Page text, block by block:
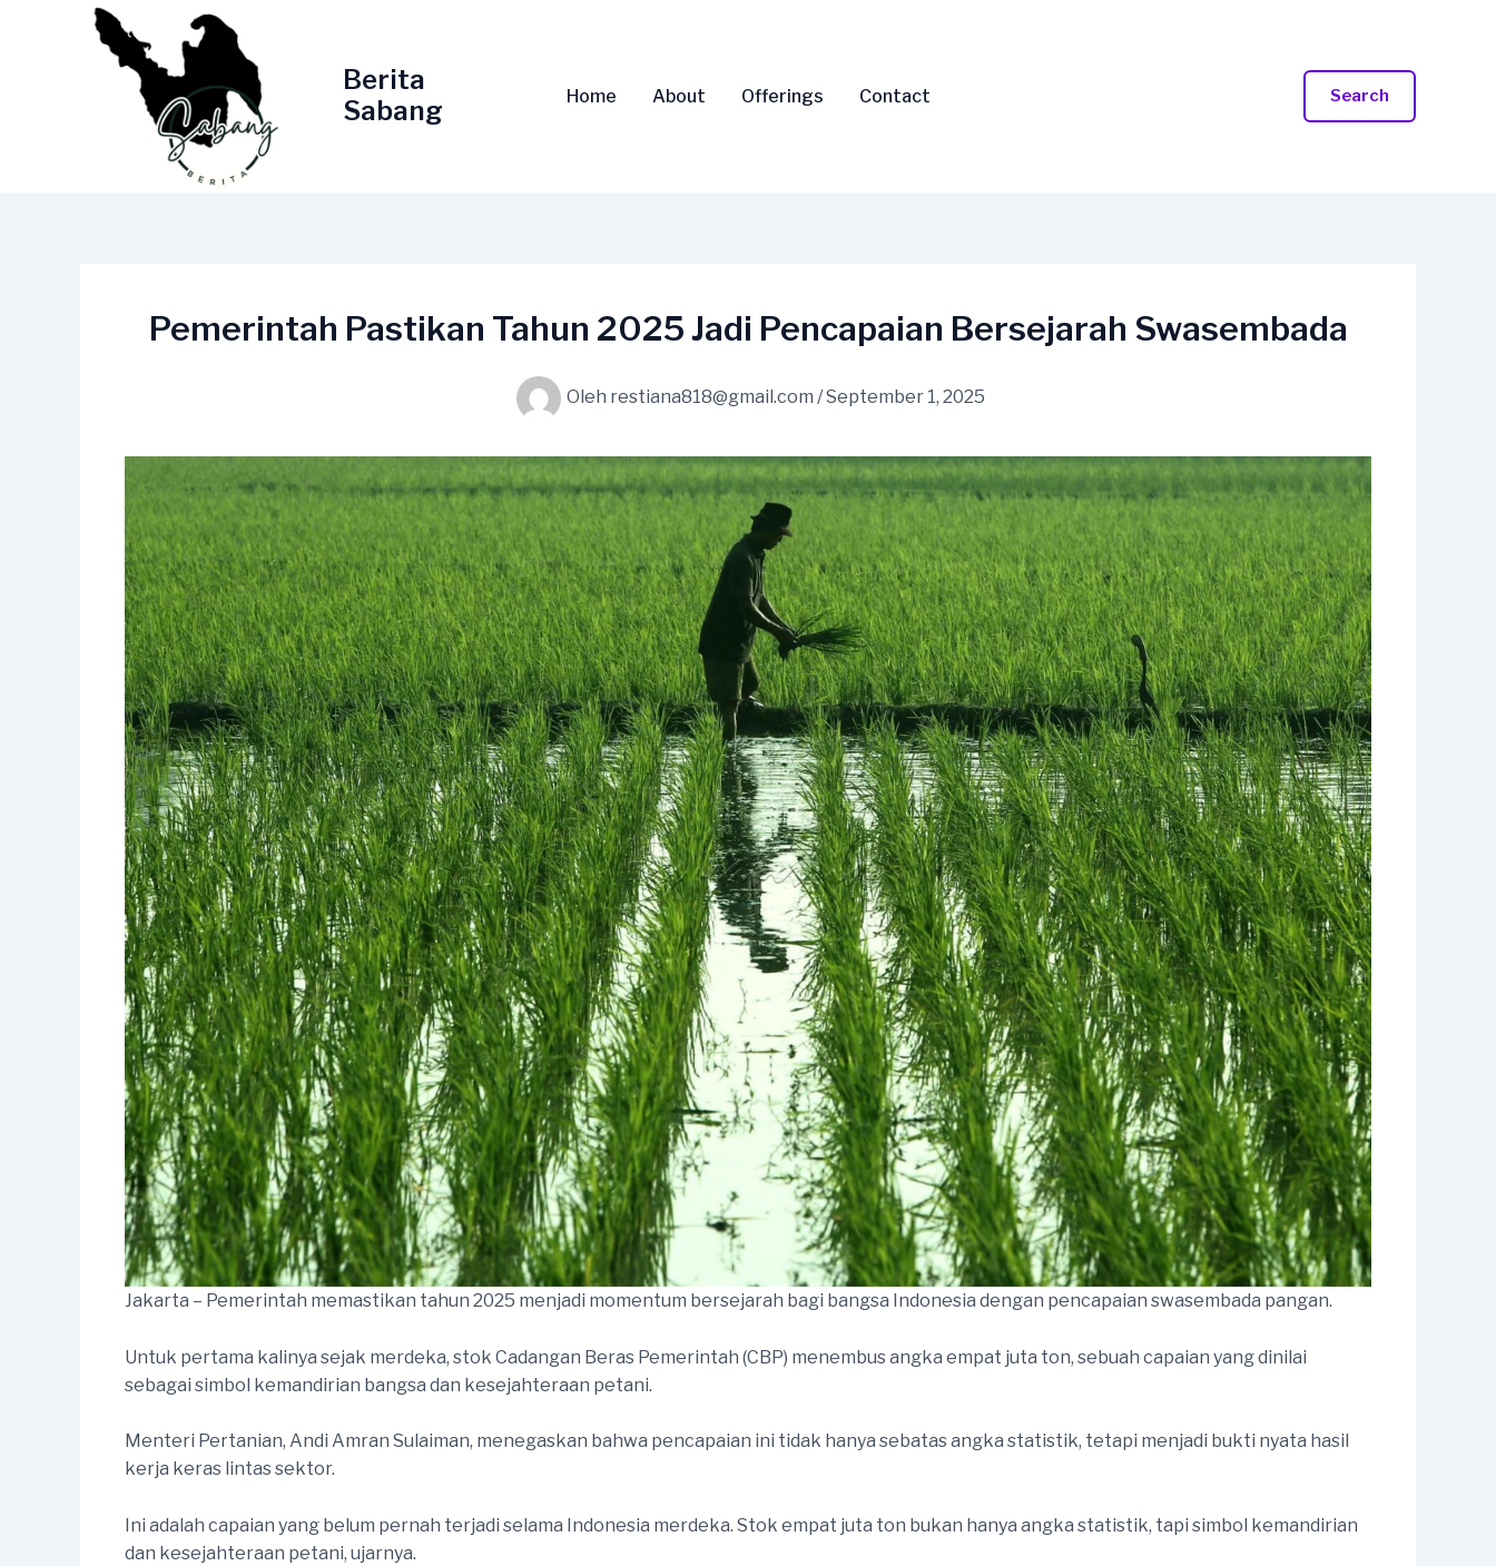
Berita
Sabang
Home About Offerings Contact Search
Pemerintah Pastikan Tahun 2025 Jadi Pencapaian Bersejarah Swasembada
Oleh restiana818@gmail.com /September 1, 2025
Jakarta – Pemerintah memastikan tahun 2025 menjadi momentum bersejarah bagi bangsa Indonesia dengan pencapaian swasembada pangan.
Untuk pertama kalinya sejak merdeka, stok Cadangan Beras Pemerintah (CBP) menembus angka empat juta ton, sebuah capaian yang dinilai
sebagai simbol kemandirian bangsa dan kesejahteraan petani.
Menteri Pertanian, Andi Amran Sulaiman, menegaskan bahwa pencapaian ini tidak hanya sebatas angka statistik, tetapi menjadi bukti nyata hasil
kerja keras lintas sektor.
Ini adalah capaian yang belum pernah terjadi selama Indonesia merdeka. Stok empat juta ton bukan hanya angka statistik, tapi simbol kemandirian
dan kesejahteraan petani, ujarnya.